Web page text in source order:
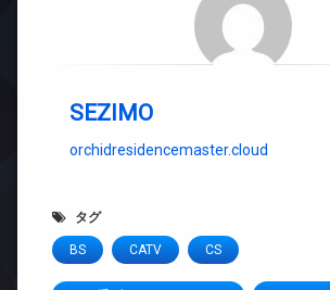
SEZIMO
orchidresidencemaster.cloud
タグ
BS CATV CS